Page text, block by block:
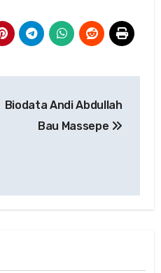
Biodata Andi Abdullah
Bau Massepe